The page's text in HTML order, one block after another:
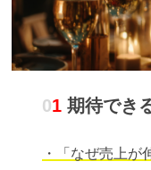
01 期待でき
・「なぜ売上が